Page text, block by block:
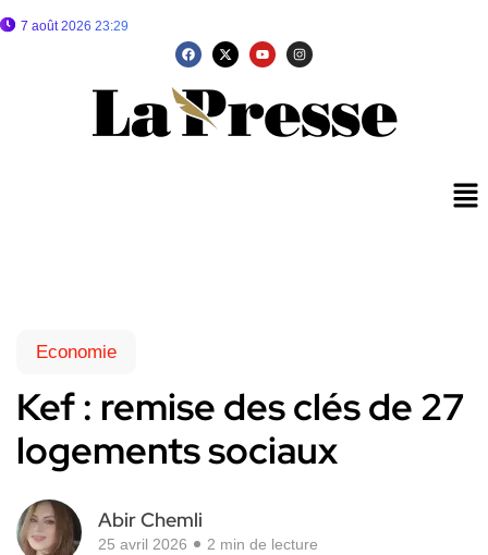
7 août 2026 23:29
Economie
Kef : remise des clés de 27
logements sociaux
Abir Chemli
25 avril 2026 2 min de lecture